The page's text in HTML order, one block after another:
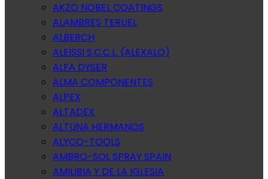
AKZO NOBEL COATINGS
ALAMBRES TERUEL
ALBERCH
ALEISSI S.C.C.L. (ALEXALO)
ALFA DYSER
ALMA COMPONENTES
ALPEX
ALTADEX
ALTUNA HERMANOS
ALYCO-TOOLS
AMBRO-SOL SPRAY SPAIN
AMILIBIA Y DE LA IGLESIA